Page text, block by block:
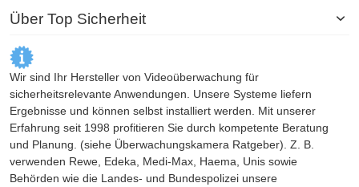
Über Top Sicherheit
Wir sind Ihr Hersteller von Videoüberwachung für
sicherheitsrelevante Anwendungen. Unsere Systeme liefern
Ergebnisse und können selbst installiert werden. Mit unserer
Erfahrung seit 1998 profitieren Sie durch kompetente Beratung
und Planung. (siehe Überwachungskamera Ratgeber). Z. B.
verwenden Rewe, Edeka, Medi-Max, Haema, Unis sowie
Behörden wie die Landes- und Bundespolizei unsere